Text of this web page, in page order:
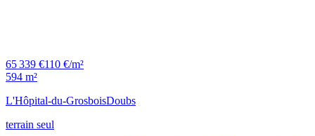
65 339 €110 €/m²
594 m²
L'Hôpital-du-GrosboisDoubs
terrain seul